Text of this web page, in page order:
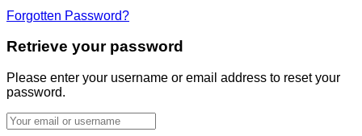
Forgotten Password?
Retrieve your password
Please enter your username or email address to reset your
password.